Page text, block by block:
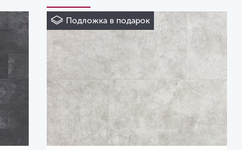
Подложка в подарок